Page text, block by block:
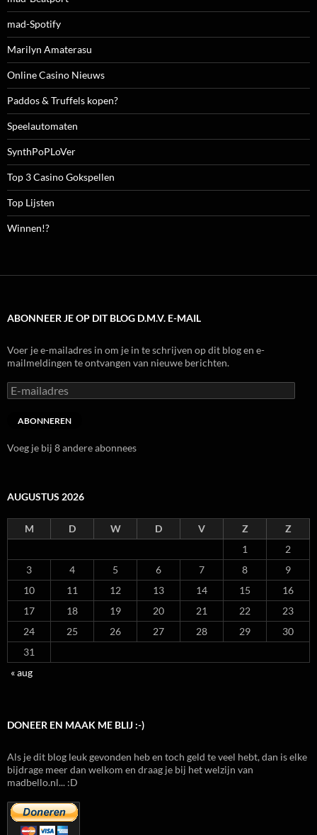
mad-Spotify
Marilyn Amaterasu
Online Casino Nieuws
Paddos & Truffels kopen?
Speelautomaten
SynthPoPLoVer
Top 3 Casino Gokspellen
Top Lijsten
Winnen!?
ABONNEER JE OP DIT BLOG D.M.V. E-MAIL
Voer je e-mailadres in om je in te schrijven op dit blog en e-
mailmeldingen te ontvangen van nieuwe berichten.
E-
mailadres
ABONNEREN
Voeg je bij 8 andere abonnees
AUGUSTUS 2026
M D W D V Z
Z
1
2
3
4 5 6 7 8
9
10
11 12 13 14 15
16
17
18 19 20 21 22
23
24
25 26 27 28 29
30
31
« aug
DONEER EN MAAK ME BLIJ :-)
Als je dit blog leuk gevonden heb en toch geld te veel hebt, dan is elke
bijdrage meer dan welkom en draag je bij het welzijn van
madbello.nl... :D